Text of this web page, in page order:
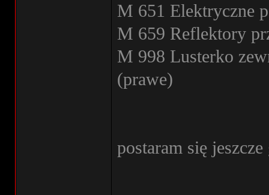
M 651 Elektryczne
M 659 Reflektory
M 998 Lusterko
(prawe)
postaram się